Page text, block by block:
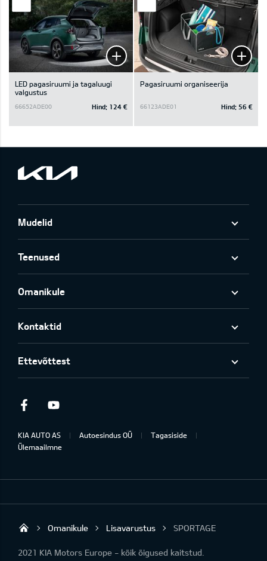
LED pagasiruumi ja tagaluugi
valgustus
66652ADE00 Hind: 124 €
Pagasiruumi organiseerija
66123ADE01 Hind: 56 €
Mudelid
Teenused
Omanikule
Kontaktid
Ettevõttest
Facebook
KIA AUTO AS Autoesindus OÜ
Tagasiside
Ülemaailmne
United Motors Jõhvi
Omanikule Lisavarustus SPORTAGE
2021 KIA Motors Europe - kõik õigused kaitstud.